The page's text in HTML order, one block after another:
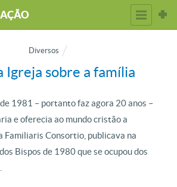
Diversos
Igreja sobre a família
1981 – portanto faz agora 20 anos –
e oferecia ao mundo cristão a
Consortio, publicava na
Bispos de 1980 que se ocupou dos